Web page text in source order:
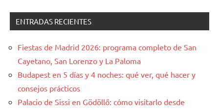
ENTRADAS RECIENTES
Fiestas de Madrid 2026: programa completo de San
Cayetano, San Lorenzo y La Paloma
Budapest en 5 días y 4 noches: qué ver, qué hacer y
consejos prácticos
Palacio de Sissi en Gödöllő: cómo visitarlo desde